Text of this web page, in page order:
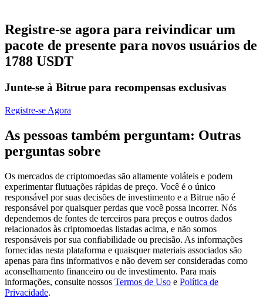
Copiar Trading
Torne-se um Trader de Cópias
Desfrute da partilha de lucros e comissões de copy trading
Registre-se agora para reivindicar um
pacote de presente para novos usuários de
1788 USDT
Junte-se à Bitrue para recompensas exclusivas
Registre-se Agora
As pessoas também perguntam: Outras
perguntas sobre
Os mercados de criptomoedas são altamente voláteis e podem
experimentar flutuações rápidas de preço. Você é o único
responsável por suas decisões de investimento e a Bitrue não é
responsável por quaisquer perdas que você possa incorrer. Nós
dependemos de fontes de terceiros para preços e outros dados
relacionados às criptomoedas listadas acima, e não somos
responsáveis por sua confiabilidade ou precisão. As informações
fornecidas nesta plataforma e quaisquer materiais associados são
apenas para fins informativos e não devem ser consideradas como
aconselhamento financeiro ou de investimento. Para mais
informações, consulte nossos Termos de Uso e Política de
Privacidade.